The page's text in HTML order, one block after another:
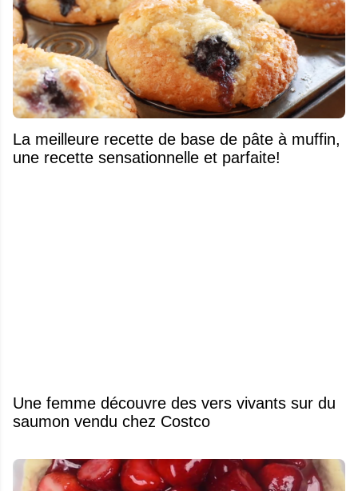
La meilleure recette de base de pâte à muffin,
une recette sensationnelle et parfaite!
Une femme découvre des vers vivants sur du
saumon vendu chez Costco